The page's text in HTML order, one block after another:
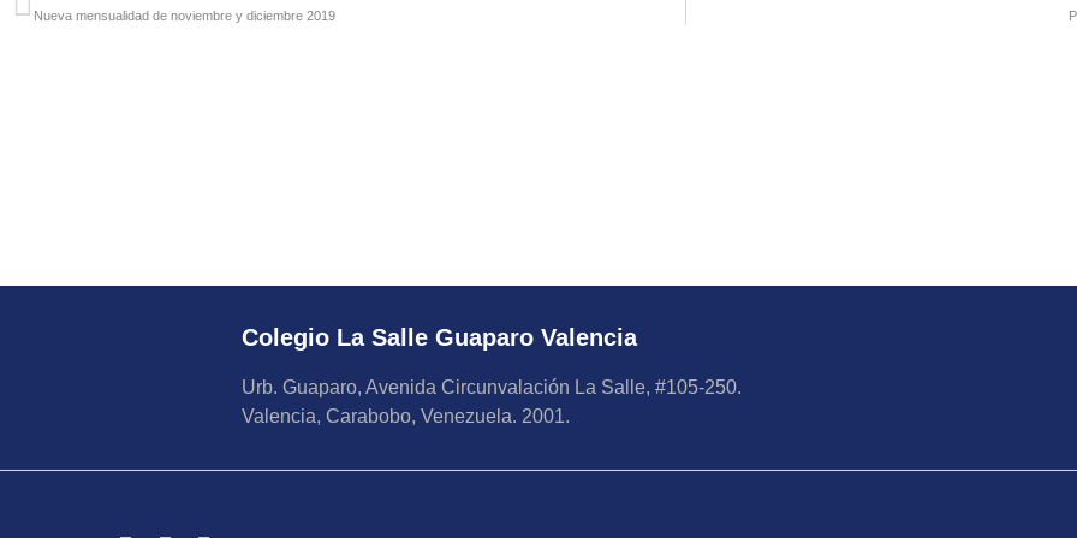
Nueva mensualidad de noviembre y diciembre 2019
Colegio La Salle Guaparo Valencia
Urb. Guaparo, Avenida Circunvalación La Salle, #105-250.
Valencia, Carabobo, Venezuela. 2001.